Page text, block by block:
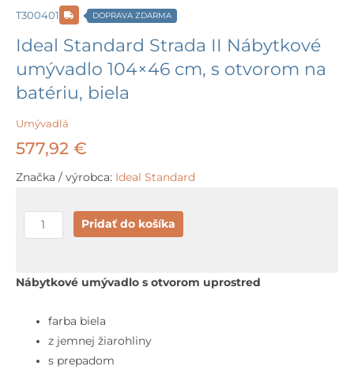
T300401 DOPRAVA ZDARMA
Ideal Standard Strada II Nábytkové
umývadlo 104×46 cm, s otvorom na
batériu, biela
Umývadlá
577,92 €
Značka / výrobca: Ideal Standard
množstvo
Ideal
Strada
Nábytkové
umývadlo
104x46
Pridať do košíka
Nábytkové umývadlo s otvorom uprostred
farba biela
z jemnej žiarohliny
s prepadom